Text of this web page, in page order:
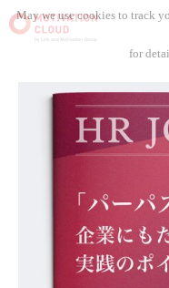
May we use cookies to track
for